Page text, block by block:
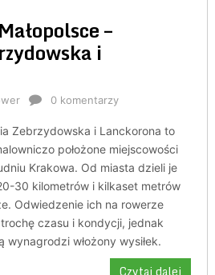
–
i
0 komentarzy
Zebrzydowska i Lanckorona to
położone miejscowości
Krakowa. Od miasta dzieli je
30 kilometrów i kilkaset metrów
Odwiedzenie ich na rowerze
czasu i kondycji, jednak
włożony wysiłek.